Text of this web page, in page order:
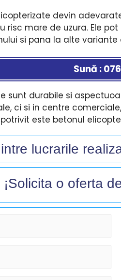
devin
mare de uzura. Ele
si pana la alte variante
Sună :
sunt durabile si
ci si in centre
este betonul
lucrarile
¡Solicita o oferta